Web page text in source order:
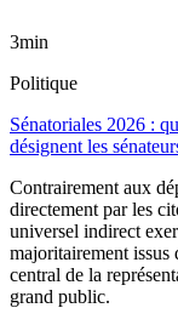
3min
Politique
Sénatoriales 2026 :
désignent les
Contrairement aux
directement par les
universel indirect
majoritairement issus
central de la
grand public.